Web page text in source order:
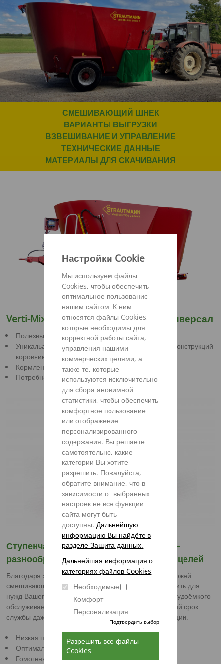
Настройки Cookie
Мы используем файлы
Cookies, чтобы обеспечить
оптимальное пользование
нашим сайтом. К ним
относятся файлы Cookies,
которые необходимы для
корректной работы сайта,
управления нашими
коммерческих целями, а
также те, которые
используются исключительно
для сбора анонимной
статистики, чтобы обеспечить
комфортное пользование
или отображение
персонализированного
содержания. Вы решаете
самотоятельно, какие
категории Вы хотите
разрешить. Пожалуйста,
обратите внимание, что в
зависимости от выбранных
настроек не все функции
сайта могут быть
доступны.Дальнейшую
информацию Вы найдёте в
разделе Защита данных.
Дальнейшая информация о
категориях файлов Cookies
Необходимые
Комфорт
Персонализация
Подтвердить выбор
Разрешить все файлы
Cookies
СМЕШИВАЮЩИЙ ШНЕК
ВАРИАНТЫ ВЫГРУЗКИ
ВЗВЕШИВАНИЕ И УПРАВЛЕНИЕ
ТЕХНИЧЕСКИЕ ДАННЫЕ
МАТЕРИАЛЫ ДЛЯ СКАЧИВАНИЯ
Verti-Mix Double K -Легкоходный универсал
Полезный объём 13-21 м³
Уникальая форма бункера подходит для низких конструкций
коровников
Кормление 50 - 150 коров за одно смешивание
Потребная мощность от 50 -66 Лс (37 - 49 кВт)
Ступенчатый смешивающий шнек IMS–
разнообразие и мощность для любых целей
Благодаря запатентованной системе регулировки ножей
смешивающий шнек IMS можно оптимально настроить для
нужд Вашего хозяйства. Крепкий и не требующий трудоёмкого
обслуживания угловой редуктор обеспечивает долгий срок
службы даже в требовательных условиях эксплуатации.
Низкая потребляемая мощность
Оптимальная структура корма
Гомогенное смешивание